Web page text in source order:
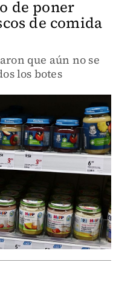
de poner
de comida
que aún no se
los botes